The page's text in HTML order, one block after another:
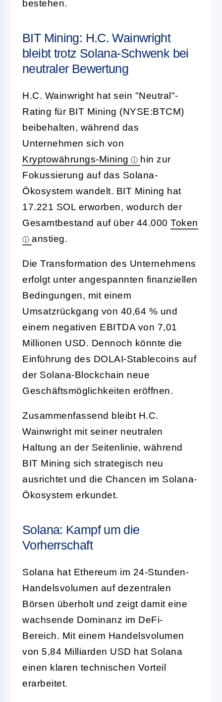
bestehen.
BIT Mining: H.C. Wainwright
bleibt trotz Solana-Schwenk bei
neutraler Bewertung
H.C. Wainwright hat sein "Neutral"-
Rating für BIT Mining (NYSE:BTCM)
beibehalten, während das
Unternehmen sich von
Kryptowährungs-Mining
hin zur
Fokussierung auf das Solana-
Ökosystem wandelt. BIT Mining hat
17.221 SOL erworben, wodurch der
Gesamtbestand auf über 44.000 Token
anstieg.
Die Transformation des Unternehmens
erfolgt unter angespannten finanziellen
Bedingungen, mit einem
Umsatzrückgang von 40,64 % und
einem negativen EBITDA von 7,01
Millionen USD. Dennoch könnte die
Einführung des DOLAI-Stablecoins auf
der Solana-Blockchain neue
Geschäftsmöglichkeiten eröffnen.
Zusammenfassend bleibt H.C.
Wainwright mit seiner neutralen
Haltung an der Seitenlinie, während
BIT Mining sich strategisch neu
ausrichtet und die Chancen im Solana-
Ökosystem erkundet.
Solana: Kampf um die
Vorherrschaft
Solana hat Ethereum im 24-Stunden-
Handelsvolumen auf dezentralen
Börsen überholt und zeigt damit eine
wachsende Dominanz im DeFi-
Bereich. Mit einem Handelsvolumen
von 5,84 Milliarden USD hat Solana
einen klaren technischen Vorteil
erarbeitet.